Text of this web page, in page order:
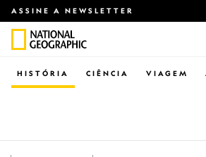
ASSINE A NEWSLETTER
CIÊNCIA VIAGEM
HISTÓRIA